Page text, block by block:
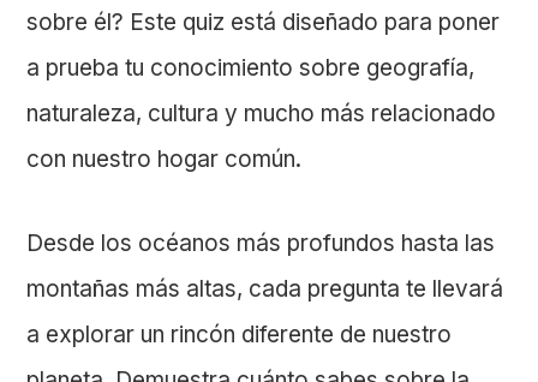
sobre él? Este quiz está diseñado para poner
a prueba tu conocimiento sobre geografía,
naturaleza, cultura y mucho más relacionado
con nuestro hogar común.
Desde los océanos más profundos hasta las
montañas más altas, cada pregunta te llevará
a explorar un rincón diferente de nuestro